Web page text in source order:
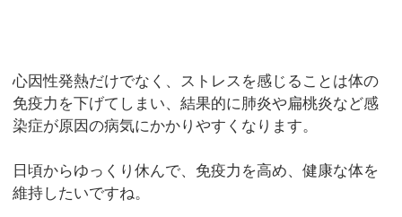
心因性発熱だけでなく、ストレスを感じることは体の
免疫力を下げてしまい、結果的に肺炎や扁桃炎など感
染症が原因の病気にかかりやすくなります。
日頃からゆっくり休んで、免疫力を高め、健康な体を
維持したいですね。